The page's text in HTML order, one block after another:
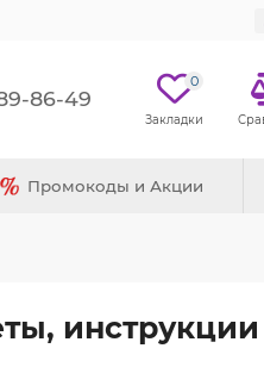
86-49
0
Промокоды и Акции
инструкции